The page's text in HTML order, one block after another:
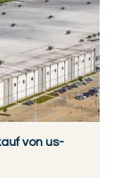
von us-